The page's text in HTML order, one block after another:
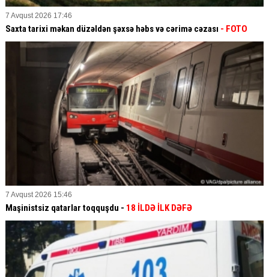
7 Avqust 2026 17:46
Saxta tarixi məkan düzəldən şəxsə həbs və cərimə cəzası - FOTO
7 Avqust 2026 15:46
Maşinistsiz qatarlar toqquşdu - 18 İLDƏ İLK DƏFƏ